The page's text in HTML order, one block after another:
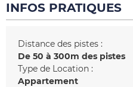
INFOS PRATIQUES
Distance des pistes :
De 50 à 300m des pistes
Type de Location :
Appartement